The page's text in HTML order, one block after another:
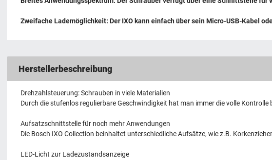
Zweifache Lademöglichkeit: Der IXO kann einfach über sein Micro-USB-Kabel
Herstellerbeschreibung
Drehzahlsteuerung: Schrauben in viele Materialien
Durch die stufenlos regulierbare Geschwindigkeit hat man immer die volle
Aufsatzschnittstelle für noch mehr Anwendungen
Die Bosch IXO Collection beinhaltet unterschiedliche Aufsätze, wie z.B.
LED-Licht zur Ladezustandsanzeige